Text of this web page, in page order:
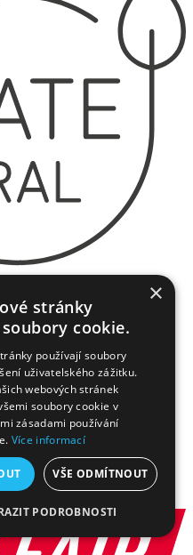
Byl vyroben způsobem co
nevyhnutelné emise
×
stránky
cookie.
používají soubory
uživatelského zážitku.
webových stránek
soubory cookie v
zásadami používání
Více informací
VŠE ODMÍTNOUT
PODROBNOSTI
NUTNÉ SOUBORY